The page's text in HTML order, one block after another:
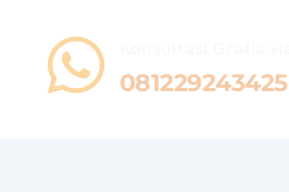
081229243425